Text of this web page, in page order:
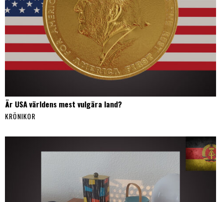
Är USA världens mest vulgära land?
KRÖNIKOR